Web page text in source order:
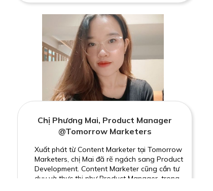
Xuất phát từ Content Marketer tại Tomorrow
Marketers, chị Mai đã rẽ ngách sang Product
Development. Content Marketer cũng cần tư
duy và thực thi như Product Manager, trong
Chị Phương Mai, Product Manager
@Tomorrow Marketers